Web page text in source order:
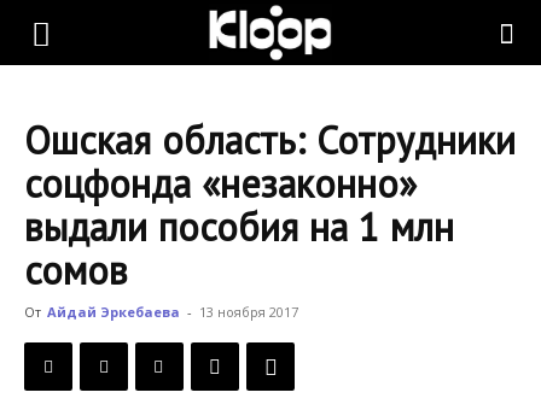
KLOOP.KG
Новости
Кыргызстана
Ошская область: Сотрудники
соцфонда «незаконно»
выдали пособия на 1 млн
сомов
От Айдай Эркебаева - 13 ноября 2017